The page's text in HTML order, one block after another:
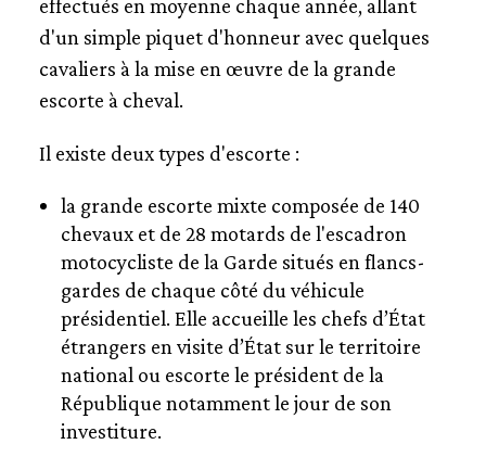
LA ZOOTECHNIE OU LA MAIN DE L'HOMME
LES NOUVEAUX CAVALIERS DU XXE SIÈCLE
effectués en moyenne chaque année, allant
d'un simple piquet d'honneur avec quelques
cavaliers à la mise en œuvre de la grande
escorte à cheval.
Il existe deux types d'escorte :
la grande escorte mixte composée de 140
chevaux et de 28 motards de l'escadron
motocycliste de la Garde situés en flancs-
gardes de chaque côté du véhicule
présidentiel. Elle accueille les chefs d’État
étrangers en visite d’État sur le territoire
national ou escorte le président de la
République notamment le jour de son
investiture.